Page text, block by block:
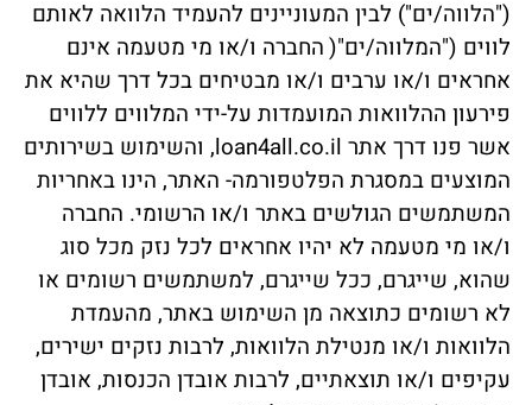
("הלווה/ים") לבין המעוניינים להעמיד הלוואה לאותם
לווים ("המלווה/ים"(החברה ו/או מי מטעמה אינם
אחראים ו/או ערבים ו/או מבטיחים בכל דרך שהיא את
פירעון ההלוואות המועמדות על-ידי המלווים ללווים
אשר פנו דרך אתר loan4all.co.il, והשימוש בשירותים
המוצעים במסגרת הפלטפורמה- האתר, הינו באחריות
המשתמשים הגולשים באתר ו/או הרשומי. החברה
ו/או מי מטעמה לא יהיו אחראים לכל נזק מכל סוג
שהוא, שייגרם, ככל שייגרם, למשתמשים רשומים או
לא רשומים כתוצאה מן השימוש באתר, מהעמדת
הלוואות ו/או מנטילת הלוואות, לרבות נזקים ישירים,
עקיפים ו/או תוצאתיים, לרבות אובדן הכנסות, אובדן